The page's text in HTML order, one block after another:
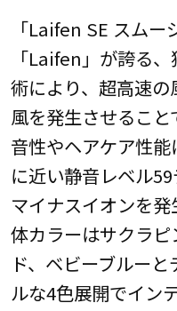
「Laifen SE スム
「Laifen」が誇る
術により、超高速
風を発生させるこ
音性やヘアケア性
に近い静音レベル
マイナスイオンを
体カラーはサクラ
ド、ベビーブルー
ルな4色展開でイン